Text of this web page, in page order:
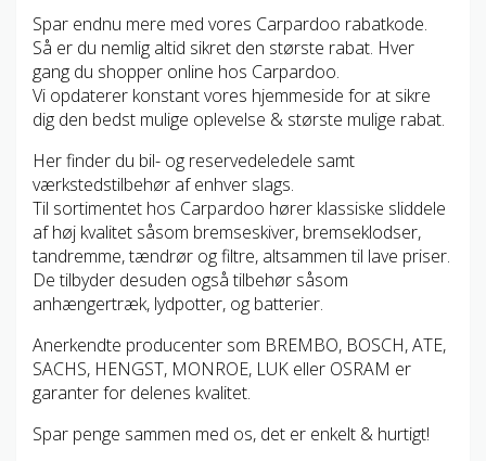
Spar endnu mere med vores Carpardoo rabatkode.
Så er du nemlig altid sikret den største rabat. Hver
gang du shopper online hos Carpardoo.
Vi opdaterer konstant vores hjemmeside for at sikre
dig den bedst mulige oplevelse & største mulige rabat.
Her finder du bil- og reservedeledele samt
værkstedstilbehør af enhver slags.
Til sortimentet hos Carpardoo hører klassiske sliddele
af høj kvalitet såsom bremseskiver, bremseklodser,
tandremme, tændrør og filtre, altsammen til lave priser.
De tilbyder desuden også tilbehør såsom
anhængertræk, lydpotter, og batterier.
Anerkendte producenter som BREMBO, BOSCH, ATE,
SACHS, HENGST, MONROE, LUK eller OSRAM er
garanter for delenes kvalitet.
Spar penge sammen med os, det er enkelt & hurtigt!